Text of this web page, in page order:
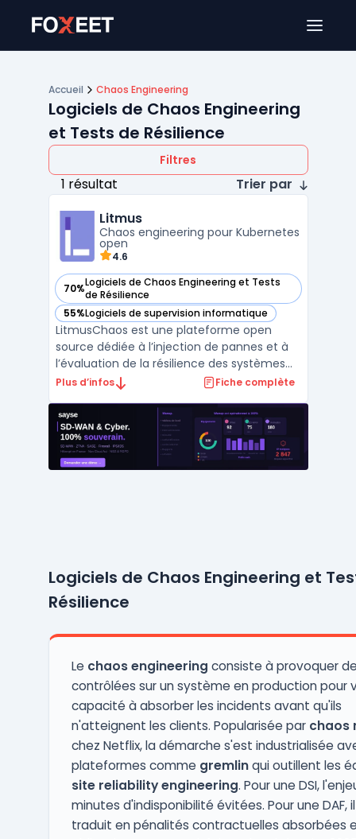
Accueil Chaos Engineering
Logiciels de Chaos Engineering
et Tests de Résilience
Filtres
1 résultat
Trier par
Litmus
Chaos engineering pour Kubernetes
open
4.6
70%Logiciels de Chaos Engineering et Tests
de Résilience
— voir Litmus dans cette catégorie
55%Logiciels de supervision informatique
— voir Litmus dans cette catégorie
LitmusChaos est une plateforme open
source dédiée à l’injection de pannes et à
l’évaluation de la résilience des systèmes
Kubernetes à l’aide de scénarios de chaos
équipes SRE, DevOps et QA d’automatiser
l’exécution de tests de résilience en
Plus d’infos Fiche complète
Logiciels de Chaos Engineering et
Résilience
Le chaos engineering consiste à provoquer
contrôlées sur un système en production pour
capacité à absorber les incidents avant qu'ils
n'atteignent les clients. Popularisée par chaos
chez Netflix, la démarche s'est industrialisée
plateformes comme gremlinqui outillent les
site reliability engineering. Pour une DSI,
minutes d'indisponibilité évitées. Pour une DAF,
traduit en pénalités contractuelles absorbées